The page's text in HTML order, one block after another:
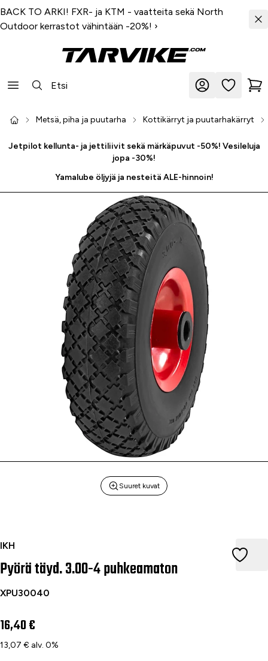
BACK TO ARKI! FXR- ja KTM - vaatteita sekä North
Outdoor kerrastot vähintään -20%! ›
Metsä, piha ja puutarha Kottikärryt ja puutarhakärryt
Jetpilot kellunta- ja jettiliivit sekä märkäpuvut -50%! Vesileluja
jopa -30%!
Yamalube öljyjä ja nesteitä ALE-hinnoin!
Suuret kuvat
IKH
Pyörä täyd. 3.00-4 puhkeamaton
Pyörä täyd. 3.00-4 puhkeamaton
XPU30040
16,40 €
13,07 € alv. 0%